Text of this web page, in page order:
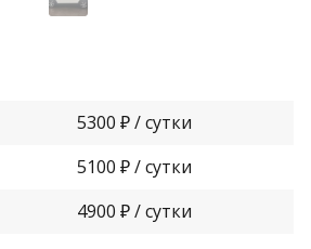
5300 ₽ / сутки
5100 ₽ / сутки
4900 ₽ / сутки